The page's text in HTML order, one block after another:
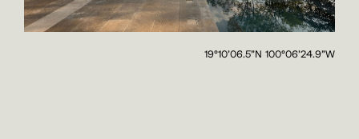
19°10’06.5”N 100°06’24.9”W